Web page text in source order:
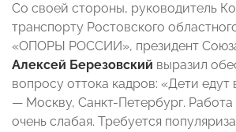
Со своей стороны, руководитель
транспорту Ростовского
«ОПОРЫ РОССИИ», президент
Алексей Березовский выразил
вопросу оттока кадров: «Дети едут
— Москву, Санкт-Петербург.
очень слабая. Требуется